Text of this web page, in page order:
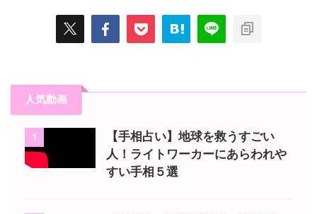
る1～2㎝の
愛線があ
恋愛に ...
優れているとされています。 2本の濃
い財運線が並んで伸びている 2本の濃
金をつかむ傾向にあり、お金に恵まれ
しい出来事が訪れる前にあらわれる
...
人気動画
1
【手相占い】地球を救うすごい
人！ライトワーカーにあらわれや
すい手相５選